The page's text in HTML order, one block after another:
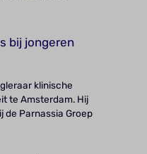
bij jongeren
klinische
te Amsterdam. Hij
de Parnassia Groep